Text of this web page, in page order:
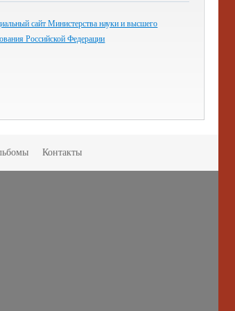
сайт Министерства науки и высшего
Российской Федерации
Контакты